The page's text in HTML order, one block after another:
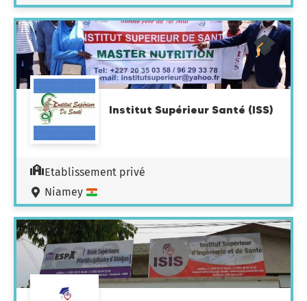
Institut Supérieur Santé (ISS)
Etablissement privé
Niamey